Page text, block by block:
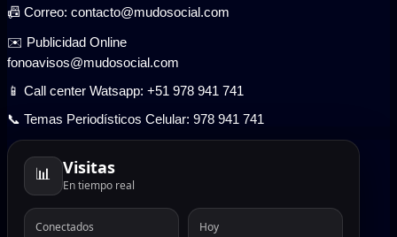
📠 Correo: contacto@mudosocial.com
✉️ Publicidad Online
fonoavisos@mudosocial.com
📱 Call center Watsapp: +51 978 941 741
📞 Temas Periodísticos Celular: 978 941 741
📊 Visitas
En tiempo real
Conectados Hoy